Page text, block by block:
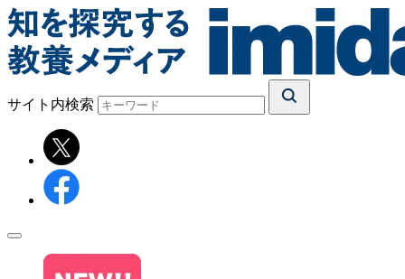
サイト内検索